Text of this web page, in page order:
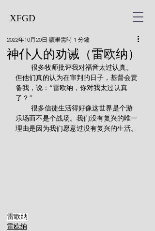
XFGD
神仆人的劝诫（雷欧纳）
2022年10月20日 讀畢需時 1 分鐘
但他们真的认为在审判的日子，基督会责
备我，说：“雷欧纳，你对我太过认真
了？”
乐场而不是个战场。我们没有复兴的唯一
理由是因为我们愿意过没有复兴的生活。
雷欧纳
雷欧纳